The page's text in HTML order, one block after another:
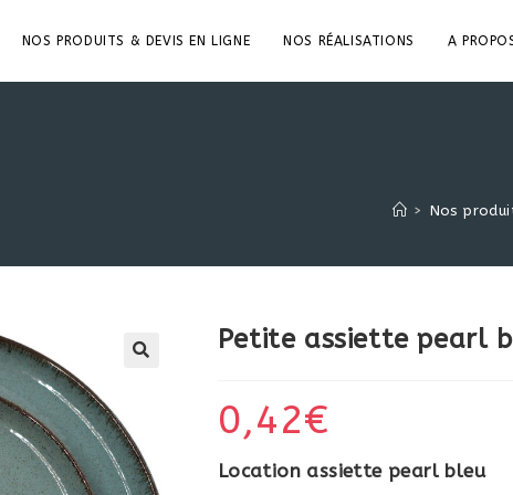
NOS PRODUITS & DEVIS EN LIGNE NOS RÉALISATIONS A
> Nos
Petite assiette pearl
0,42€
Location assiette pearl bleu